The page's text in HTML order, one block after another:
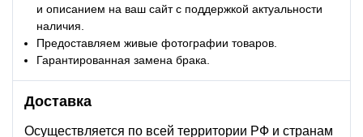
и описанием на ваш сайт с поддержкой актуальности
наличия.
Предоставляем живые фотографии товаров.
Гарантированная замена брака.
Доставка
Осуществляется по всей территории РФ и странам